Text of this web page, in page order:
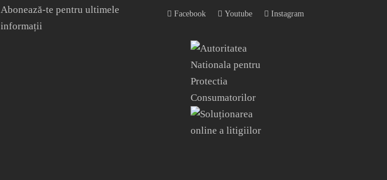
Abonează-te pentru ultimele
informații
Facebook Youtube Instagram